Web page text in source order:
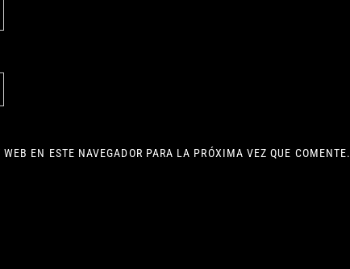
EN ESTE NAVEGADOR PARA LA PRÓXIMA VEZ QUE COMENTE.